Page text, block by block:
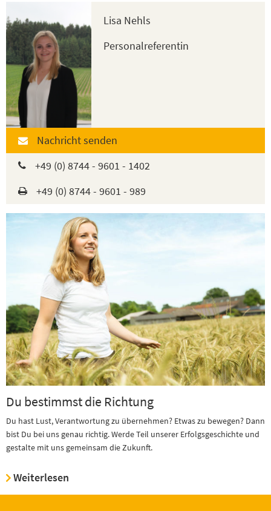
Lisa Nehls
Personalreferentin
Nachricht senden
+49 (0) 8744 - 9601 - 1402
+49 (0) 8744 - 9601 - 989
Du bestimmst die Richtung
Du hast Lust, Verantwortung zu übernehmen? Etwas zu bewegen? Dann
bist Du bei uns genau richtig. Werde Teil unserer Erfolgsgeschichte und
gestalte mit uns gemeinsam die Zukunft.
Weiterlesen